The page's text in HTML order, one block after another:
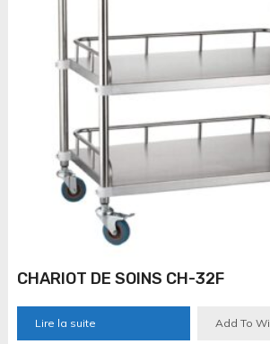
CHARIOT DE SOINS CH-32F
Lire la suite Add To